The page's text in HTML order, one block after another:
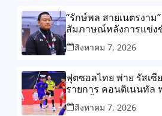
ร่วมงานอย่างคับคั่ง สะ
แห่งศรัทธาและการแบ่
“รักษ์พล สายเนตรงาม
สัมภาษณ์หลังการแข่ง
Continental Futsal
Championship 2026
สิงหาคม 7, 2026
ฟุตซอลไทย พ่าย รัสเซี
รายการ คอนติเนนทัล
แชมเปี้ยนชิพ 2026
สิงหาคม 7, 2026